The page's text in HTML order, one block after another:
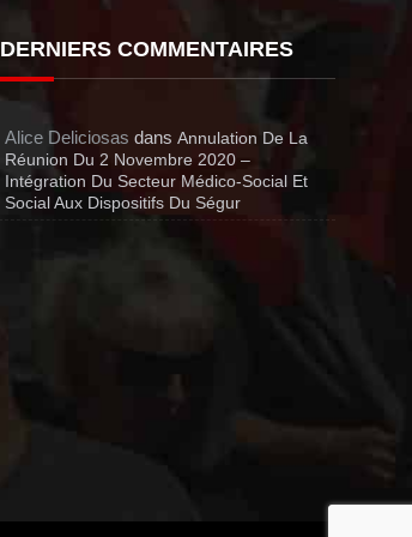
DERNIERS COMMENTAIRES
Alice Deliciosas dans Annulation De La
Réunion Du 2 Novembre 2020 –
Intégration Du Secteur Médico-Social Et
Social Aux Dispositifs Du Ségur